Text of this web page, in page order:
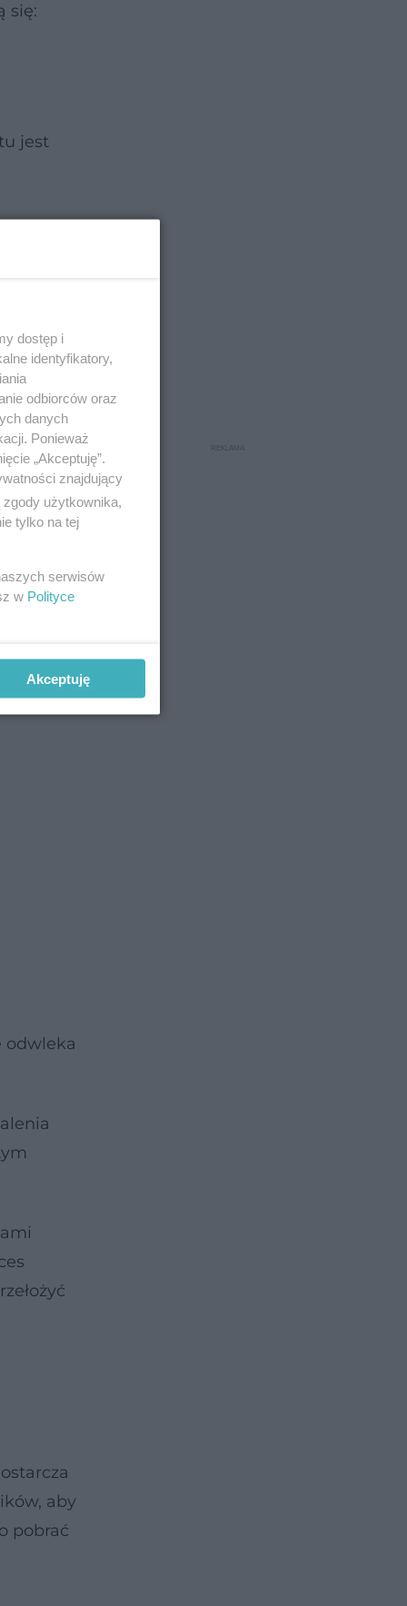
się:
jest
odwleka
aby
pobrać
dostęp i
identyfikatory,
odbiorców oraz
danych
Ponieważ
„Akceptuję”.
znajdujący
użytkownika,
tylko na tej
serwisów
w Polityce
Akceptuję